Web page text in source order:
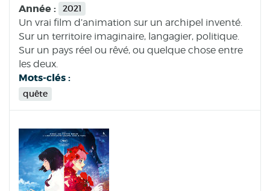
Année : 2021
Un vrai film d’animation sur un archipel inventé.
Sur un territoire imaginaire, langagier, politique.
Sur un pays réel ou rêvé, ou quelque chose entre
les deux.
Mots-clés :
quête